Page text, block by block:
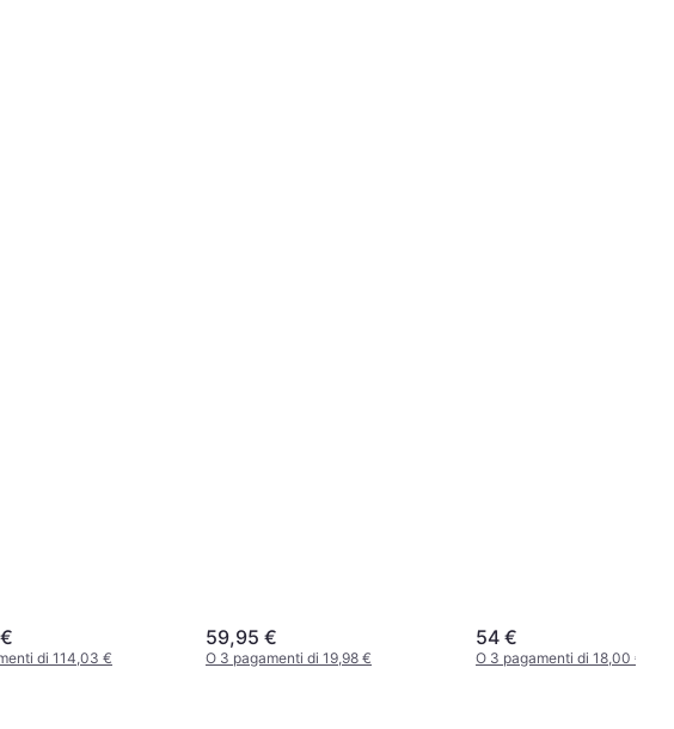
di 114,03 €
59,95 €
O 3 pagamenti di 19,98 €
54 €
O 3 pagamenti di 18,00 €